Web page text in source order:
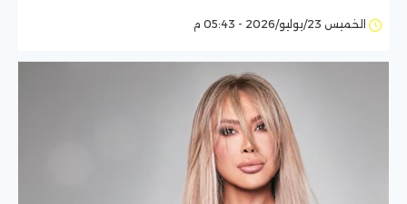
الخميس 23/يوليو/2026 - 05:43 م